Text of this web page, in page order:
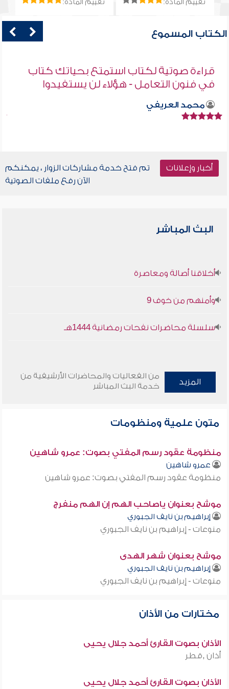
تقييم المادة: تقييم المادة:
الكتاب المسموع
قراءة صوتية لكتاب استمتع بحياتك كتاب
في فنون التعامل - هؤلاء لن يستفيدوا
محمد العريفي
أخبار وإعلانات
تم فتح خدمة مشاركات الزوار ، يمكنكم
الآن رفع ملفات الصوتية
البث المباشر
أخلاقنا أصالة ومعاصرة
وأمنهم من خوف 9
سلسلة محاضرات نفحات رمضانية 1444هـ
المزيد
من الفعاليات والمحاضرات الأرشيفية من
خدمة البث المباشر
متون علمية ومنظومات
منظومة عقود رسم المفتي بصوت: عمرو شاهين
عمرو شاهين
منظومة عقود رسم المفتي بصوت: عمرو شاهين
موشح بعنوان ياصاحب الهم إن الهم منفرج
إبراهيم بن نايف الجبوري
منوعات - إبراهيم بن نايف الجبوري
موشح بعنوان شهر الهدى
إبراهيم بن نايف الجبوري
منوعات - إبراهيم بن نايف الجبوري
مختارات من الأذان
الأذان بصوت القارئ أحمد جلال يحيى
أذان ,قطر
الأذان بصوت القارئ أحمد جلال يحيى